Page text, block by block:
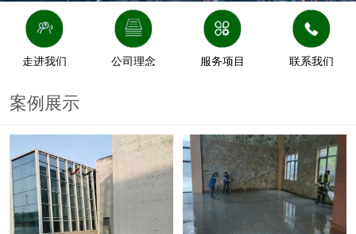
走进我们 公司理念 服务项目 联系我们
案例展示